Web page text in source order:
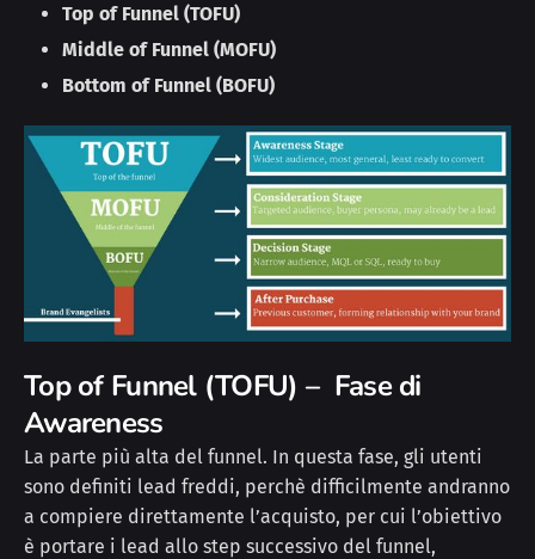
Top of Funnel (TOFU)
Middle of Funnel (MOFU)
Bottom of Funnel (BOFU)
Top of Funnel (TOFU) – Fase di
Awareness
La parte più alta del funnel. In questa fase, gli utenti
sono definiti lead freddi, perchè difficilmente andranno
a compiere direttamente l’acquisto, per cui l’obiettivo
è portare i lead allo step successivo del funnel,